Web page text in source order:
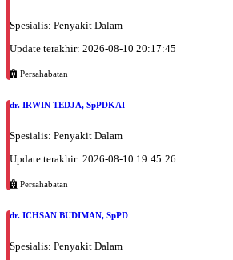
Spesialis: Penyakit Dalam
Update terakhir: 2026-08-10 20:17:45
Persahabatan
dr. IRWIN TEDJA, SpPDKAI
Spesialis: Penyakit Dalam
Update terakhir: 2026-08-10 19:45:26
Persahabatan
dr. ICHSAN BUDIMAN, SpPD
Spesialis: Penyakit Dalam